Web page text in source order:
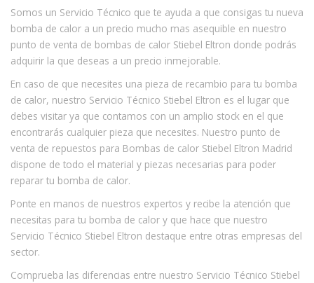
Somos un Servicio Técnico que te ayuda a que consigas tu nueva
bomba de calor a un precio mucho mas asequible en nuestro
punto de venta de bombas de calor Stiebel Eltron donde podrás
adquirir la que deseas a un precio inmejorable.
En caso de que necesites una pieza de recambio para tu bomba
de calor, nuestro Servicio Técnico Stiebel Eltron es el lugar que
debes visitar ya que contamos con un amplio stock en el que
encontrarás cualquier pieza que necesites. Nuestro punto de
venta de repuestos para Bombas de calor Stiebel Eltron Madrid
dispone de todo el material y piezas necesarias para poder
reparar tu bomba de calor.
Ponte en manos de nuestros expertos y recibe la atención que
necesitas para tu bomba de calor y que hace que nuestro
Servicio Técnico Stiebel Eltron destaque entre otras empresas del
sector.
Comprueba las diferencias entre nuestro Servicio Técnico Stiebel